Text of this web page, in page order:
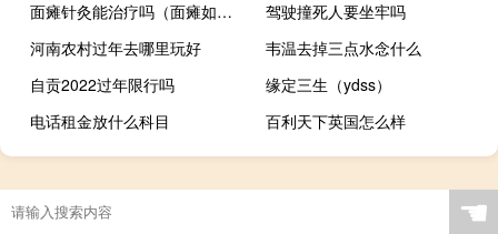
面瘫针灸能治疗吗（面瘫如何针灸治疗 面瘫的针灸治疗方法）
驾驶撞死人要坐牢吗
河南农村过年去哪里玩好
韦温去掉三点水念什么
自贡2022过年限行吗
缘定三生（ydss）
电话租金放什么科目
百利天下英国怎么样
☚